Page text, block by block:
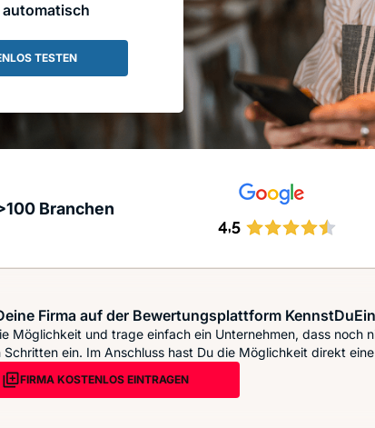
automatisch
TESTEN
Branchen
Firma auf der Bewertungsplattform
Möglichkeit und trage einfach ein Unternehmen, dass noch
Schritten ein. Im Anschluss hast Du die Möglichkeit direkt
FIRMA KOSTENLOS EINTRAGEN